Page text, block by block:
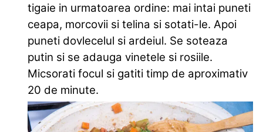
tigaie in urmatoarea ordine: mai intai puneti
ceapa, morcovii si telina si sotati-le. Apoi
puneti dovlecelul si ardeiul. Se soteaza
putin si se adauga vinetele si rosiile.
Micsorati focul si gatiti timp de aproximativ
20 de minute.